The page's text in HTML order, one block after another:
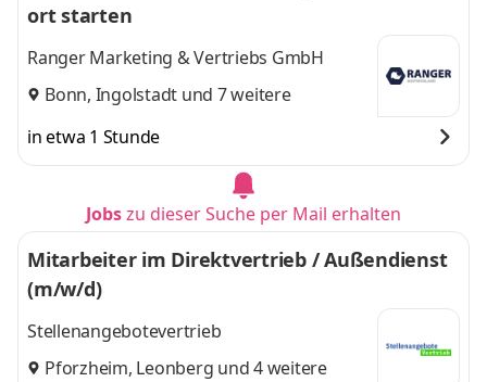
ort starten
Ranger Marketing & Vertriebs GmbH
Bonn, Ingolstadt und 7 weitere
in etwa 1 Stunde
Jobszu dieser Suche per Mail erhalten
Mitarbeiter im Direktvertrieb / Außendienst
(m/w/d)
Stellenangebotevertrieb
Pforzheim, Leonberg und 4 weitere